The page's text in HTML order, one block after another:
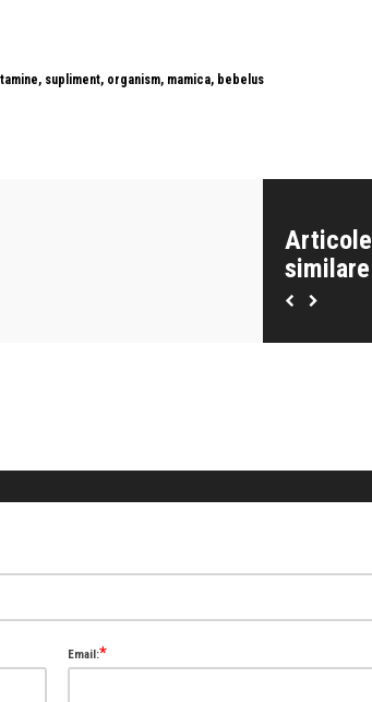
supliment, organism, mamica, bebelus
Articole
similare
Email:*